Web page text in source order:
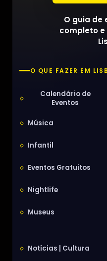
O guia de
completo
O QUE FAZER EM
Calendário de
Eventos
Música
Infantil
Eventos Gratuitos
Nightlife
Museus
Notícias | Cultura